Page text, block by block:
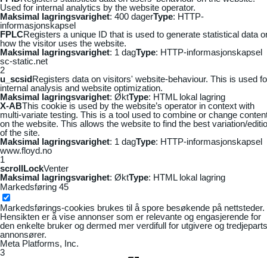
Used for internal analytics by the website operator.
Maksimal lagringsvarighet: 400 dagerType: HTTP-
informasjonskapsel
FPLCRegisters a unique ID that is used to generate statistical data
how the visitor uses the website.
Maksimal lagringsvarighet: 1 dagType: HTTP-informasjonskapsel
sc-static.net
2
u_scsidRegisters data on visitors' website-behaviour. This is used
internal analysis and website optimization.
Maksimal lagringsvarighet: ØktType: HTML lokal lagring
X-ABThis cookie is used by the website’s operator in context with
multi-variate testing. This is a tool used to combine or change
on the website. This allows the website to find the best variation/
of the site.
Maksimal lagringsvarighet: 1 dagType: HTTP-informasjonskapsel
www.floyd.no
1
scrollLockVenter
Maksimal lagringsvarighet: ØktType: HTML lokal lagring
Markedsføring 45
Markedsførings-cookies brukes til å spore besøkende på nettsteder.
Hensikten er å vise annonser som er relevante og engasjerende for
den enkelte bruker og dermed mer verdifull for utgivere og tredjeparts
annonsører.
Meta Platforms, Inc.
3